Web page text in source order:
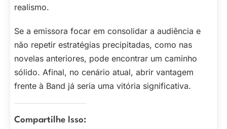
realismo.
Se a emissora focar em consolidar a audiência e
não repetir estratégias precipitadas, como nas
novelas anteriores, pode encontrar um caminho
sólido. Afinal, no cenário atual, abrir vantagem
frente à Band já seria uma vitória significativa.
Compartilhe Isso: